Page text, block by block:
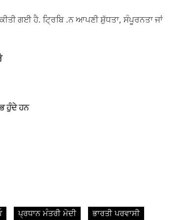
ਗਈ ਹੈ. ਟ੍ਰਿਬਿ .ਨ ਆਪਣੀ ਸ਼ੁੱਧਤਾ, ਸੰਪੂਰਨਤਾ ਜਾਂ
ਹੁੰਦੇ ਹਨ
ਪ੍ਰਧਾਨ ਮੰਤਰੀ ਮੋਦੀ ਭਾਰਤੀ ਪਰਵਾਸੀ